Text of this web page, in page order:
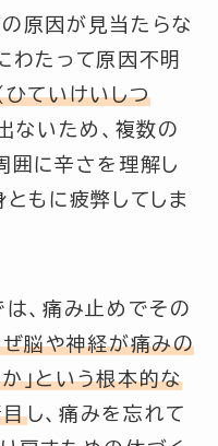
原因が見当たらな
わたって原因不明
ひていけいしつ
ないため、複数の
囲に辛さを理解し
ともに疲弊してしま
は、痛み止めでその
ぜ脳や神経が痛みの
」という根本的な
目し、痛みを忘れて